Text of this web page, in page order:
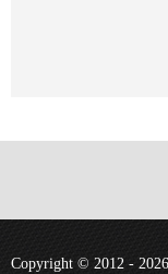
Copyright © 2012 -